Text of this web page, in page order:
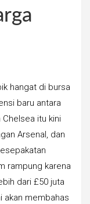
hangat di bursa
baru antara
itu kini
Arsenal, dan
rampung karena
dari £50 juta
akan membahas